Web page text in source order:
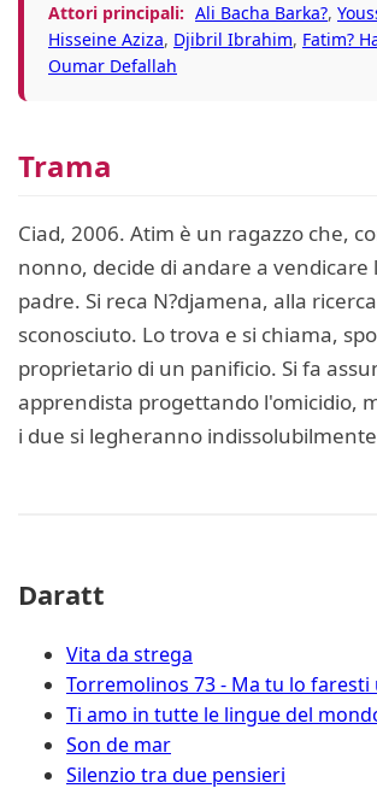
Attori principali: Ali Bacha Barka?,
Hisseine Aziza, Djibril Ibrahim, Fatim?
Oumar Defallah
Trama
Ciad, 2006. Atim è un ragazzo che,
nonno, decide di andare a vendicare
padre. Si reca N?djamena, alla
sconosciuto. Lo trova e si chiama,
proprietario di un panificio. Si fa
apprendista progettando l'omicidio,
i due si legheranno
Daratt
Vita da strega
Torremolinos 73 - Ma tu lo
Ti amo in tutte le lingue del
Son de mar
Silenzio tra due pensieri